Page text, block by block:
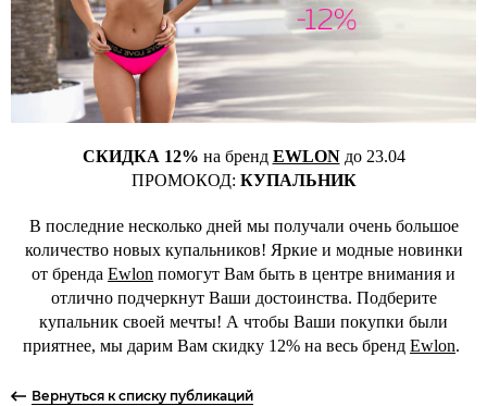
СКИДКА 12% на бренд EWLON до 23.04
ПРОМОКОД: КУПАЛЬНИК
В последние несколько дней мы получали очень большое
количество новых купальников! Яркие и модные новинки
от бренда Ewlon помогут Вам быть в центре внимания и
отлично подчеркнут Ваши достоинства. Подберите
купальник своей мечты! А чтобы Ваши покупки были
приятнее, мы дарим Вам скидку 12% на весь бренд Ewlon.
Вернуться к списку публикаций